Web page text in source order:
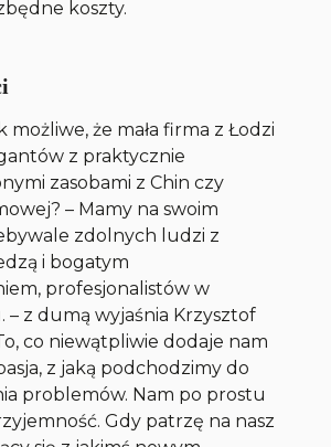
koszty.
możliwe, że mała firma z Łodzi
z praktycznie
zasobami z Chin czy
– Mamy na swoim
zdolnych ludzi z
i bogatym
profesjonalistów w
– z dumą wyjaśnia Krzysztof
co niewątpliwie dodaje nam
z jaką podchodzimy do
problemów. Nam po prostu
Gdy patrzę na nasz